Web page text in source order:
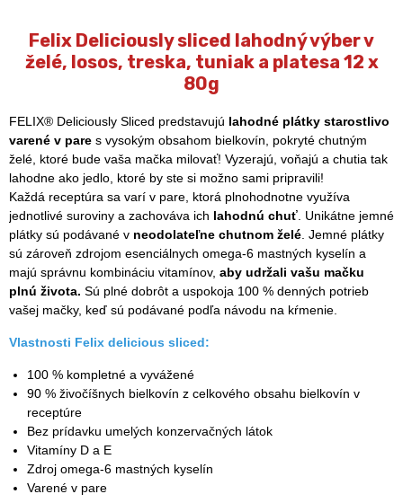
Felix Deliciously sliced lahodný výber v
želé, losos, treska, tuniak a platesa 12 x
80g
FELIX® Deliciously Sliced predstavujú lahodné plátky starostlivo
varené v pare s vysokým obsahom bielkovín, pokryté chutným
želé, ktoré bude vaša mačka milovať! Vyzerajú, voňajú a chutia tak
lahodne ako jedlo, ktoré by ste si možno sami pripravili!
Každá receptúra sa varí v pare, ktorá plnohodnotne využíva
jednotlivé suroviny a zachováva ich lahodnú chuť . Unikátne jemné
plátky sú podávané v neodolateľne chutnom želé . Jemné plátky
sú zároveň zdrojom esenciálnych omega-6 mastných kyselín a
majú správnu kombináciu vitamínov, aby udržali vašu mačku
plnú života. Sú plné dobrôt a uspokoja 100 % denných potrieb
vašej mačky, keď sú podávané podľa návodu na kŕmenie.
Vlastnosti Felix delicious sliced:
100 % kompletné a vyvážené
90 % živočíšnych bielkovín z celkového obsahu bielkovín v
receptúre
Bez prídavku umelých konzervačných látok
Vitamíny D a E
Zdroj omega-6 mastných kyselín
Varené v pare